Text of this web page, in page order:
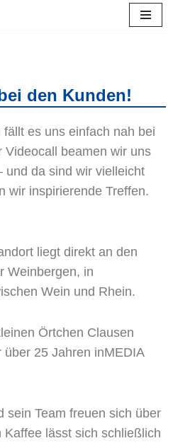
den Kunden!
es uns einfach nah bei
beamen wir uns
und da sind wir vielleicht
wir inspirierende Treffen.
liegt direkt an den
Weinbergen, in
Wein und Rhein.
Örtchen Clausen
25 Jahren inMEDIA
sein Team freuen sich über
lässt sich schließlich